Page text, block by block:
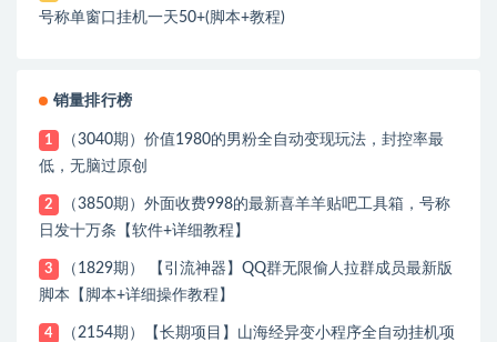
号称单窗口挂机一天50+(脚本+教程)
销量排行榜
1
（3040期）价值1980的男粉全自动变现玩法，封控率最
低，无脑过原创
2
（3850期）外面收费998的最新喜羊羊贴吧工具箱，号称
日发十万条【软件+详细教程】
3
（1829期） 【引流神器】QQ群无限偷人拉群成员最新版
脚本【脚本+详细操作教程】
4
（2154期）【长期项目】山海经异变小程序全自动挂机项